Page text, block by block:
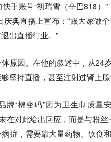
手账号“初瑞雪（辛巴818）
庆典直播上宣布：“跟大家做
出直播行业。”
原因。在他的叙述中，从24
坚持直播，甚至注射过肾上腺
牌“棉密码”因为卫生巾质量
在对此给出回应，而是与粉
症，需要靠大量药物、饮食